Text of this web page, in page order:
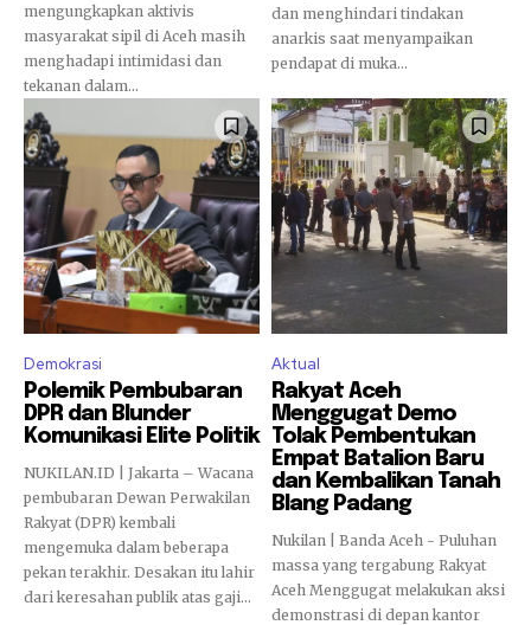
mengungkapkan aktivis
masyarakat sipil di Aceh masih
menghadapi intimidasi dan
tekanan dalam...
dan menghindari tindakan
anarkis saat menyampaikan
pendapat di muka...
Demokrasi
Polemik Pembubaran
DPR dan Blunder
Komunikasi Elite Politik
NUKILAN.ID | Jakarta – Wacana
pembubaran Dewan Perwakilan
Rakyat (DPR) kembali
mengemuka dalam beberapa
pekan terakhir. Desakan itu lahir
dari keresahan publik atas gaji...
Aktual
Rakyat Aceh
Menggugat Demo
Tolak Pembentukan
Empat Batalion Baru
dan Kembalikan Tanah
Blang Padang
Nukilan | Banda Aceh - Puluhan
massa yang tergabung Rakyat
Aceh Menggugat melakukan aksi
demonstrasi di depan kantor